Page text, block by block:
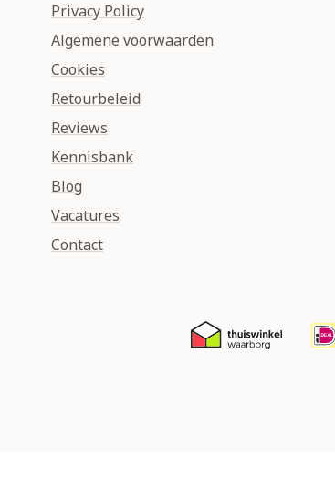
Privacy Policy
Algemene voorwaarden
Cookies
Retourbeleid
Reviews
Kennisbank
Blog
Vacatures
Contact